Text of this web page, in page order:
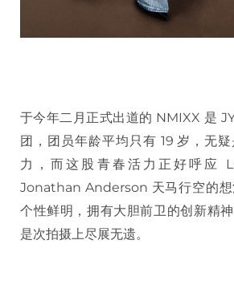
于今年二月正式出道的 NMIXX 是
团，团员年龄平均只有 19 岁，无
力，而这股青春活力正好呼应
Jonathan Anderson 天马行空的想
个性鲜明，拥有大胆前卫的创新精
是次拍摄上尽展无遗。